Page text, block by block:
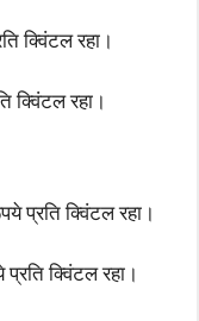
क्विंटल रहा।
रहा।
प्रति क्विंटल रहा।
क्विंटल रहा।